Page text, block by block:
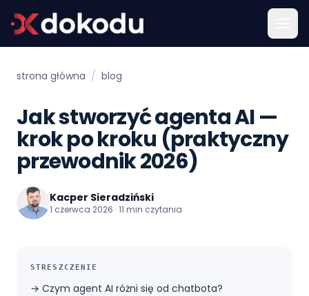
strona główna / blog
Jak stworzyć agenta AI —
krok po kroku (praktyczny
przewodnik 2026)
Kacper Sieradziński
1 czerwca 2026 · 11 min czytania
STRESZCZENIE
→ Czym agent AI różni się od chatbota?